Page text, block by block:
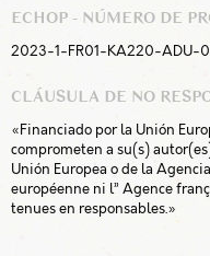
ECHOP - NÚMERO DE
2023-1-FR01-KA220-ADU-
CLÁUSULA DE NO
«Financiado por la Unión
comprometen a su(s)
Unión Europea o de la
européenne ni l” Agence
tenues en responsables.»